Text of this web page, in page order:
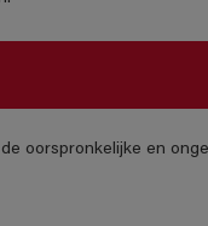
oorspronkelijke en